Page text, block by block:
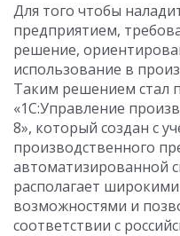
Для того чтобы
предприятием,
решение,
использование в
Таким решением стал
«1С:Управление
8», который создан с
производственного
автоматизированной
располагает
возможностями и
соответствии с